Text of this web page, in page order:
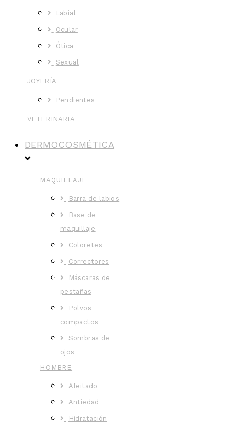
Labial
Ocular
Ótica
Sexual
JOYERÍA
Pendientes
VETERINARIA
DERMOCOSMÉTICA
MAQUILLAJE
Barra de labios
Base de
maquillaje
Coloretes
Correctores
Máscaras de
pestañas
Polvos
compactos
Sombras de
ojos
HOMBRE
Afeitado
Antiedad
Hidratación